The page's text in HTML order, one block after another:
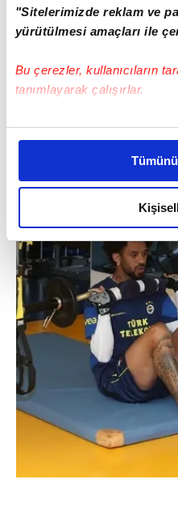
"Sitelerimizde reklam ve
yürütülmesi amaçları ile
Bu çerezler, kullanıcıların
tanımlayarak çalışırlar.
Bu çerezlere izin vermeniz
daha iyi reklam deneyimi
amacımızın size daha iyi
olduğunu ve sizlere en iyi
elimizden gelen çabayı
reklamların maliyetlerimizi
kalemimiz olduğunu sizlere
Her halükârda, kullanıcılar,
takdirde, kullanıcılara
gösterilmeyecektir."
Sizlere daha iyi bir hizmet
Sitemizde kendimize ve
kullanılmaktadır. Bu
verileriniz işlenmekte olup
toplumu hizmetlerinin
kullanılmaktadır. Diğer